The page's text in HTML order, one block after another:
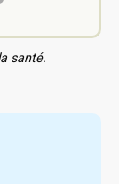
santé.